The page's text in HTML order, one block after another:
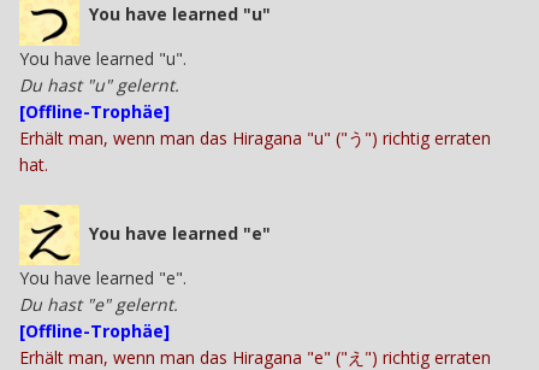
You have learned "u"
You have learned "u".
Du hast "u" gelernt.
[Offline-Trophäe]
Erhält man, wenn man das Hiragana "u" ("う") richtig erraten
hat.
You have learned "e"
You have learned "e".
Du hast "e" gelernt.
[Offline-Trophäe]
Erhält man, wenn man das Hiragana "e" ("え") richtig erraten